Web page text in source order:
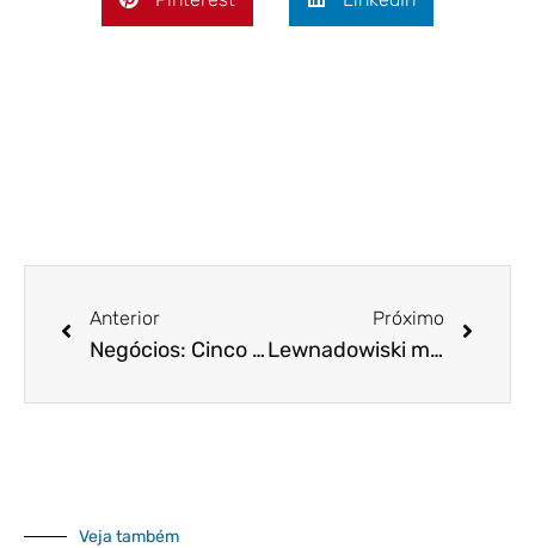
Anterior
Negócios: Cinco medidas para evitar fraudes em ambientes de crise
Próximo
Lewnadowiski mantém decisão de que acordo de redução salarial exige aval de sindicato
Veja também